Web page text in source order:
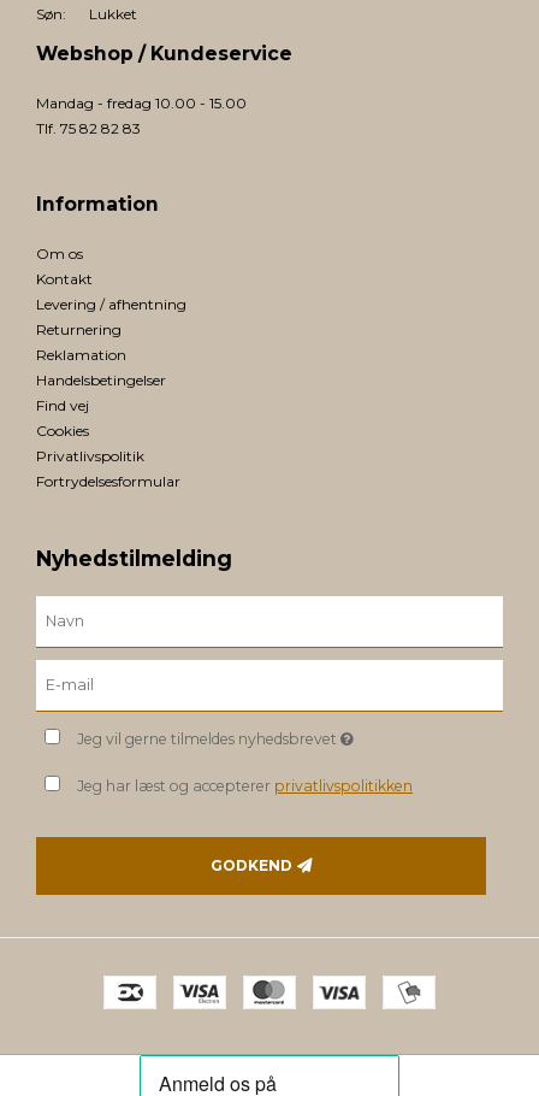
Søn:
Lukket
Webshop / Kundeservice
Mandag - fredag 10.00 - 15.00
Tlf. 75 82 82 83
Information
Om os
Kontakt
Levering / afhentning
Returnering
Reklamation
Handelsbetingelser
Find vej
Cookies
Privatlivspolitik
Fortrydelsesformular
Nyhedstilmelding
Jeg vil gerne tilmeldes nyhedsbrevet
Jeg har læst og accepterer privatlivspolitikken
GODKEND